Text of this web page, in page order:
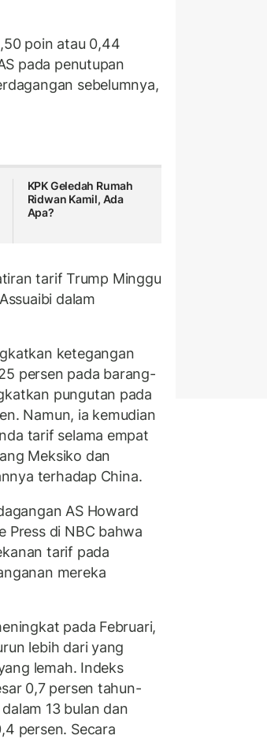
poin atau 0,44
pada penutupan
sebelumnya,
KPK Geledah Rumah
Ridwan Kamil, Ada
Apa?
tarif Trump Minggu
dalam
ketegangan
persen pada barang-
pungutan pada
Namun, ia kemudian
tarif selama empat
Meksiko dan
terhadap China.
AS Howard
Press di NBC bahwa
tarif pada
mereka
pada Februari,
lebih dari yang
lemah. Indeks
0,7 persen tahun-
13 bulan dan
persen. Secara